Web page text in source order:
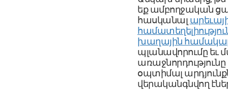
եք ամբողջական
հասկանալ
խաղային
պլանավորումը
օպտիմալ
վերականգնվող